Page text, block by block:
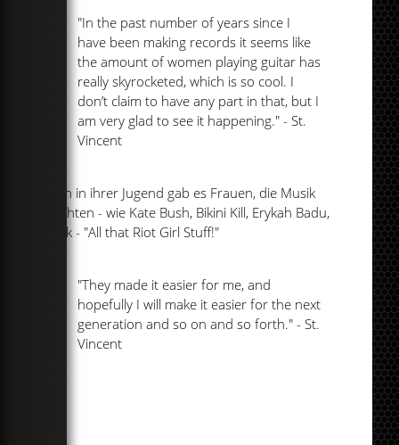
"In the past number of years since I
have been making records it seems like
the amount of women playing guitar has
really skyrocketed, which is so cool. I
don’t claim to have any part in that, but I
am very glad to see it happening." - St.
Vincent
Auch in ihrer Jugend gab es Frauen, die Musik
machten - wie Kate Bush, Bikini Kill, Erykah Badu,
Björk - "All that Riot Girl Stuff!"
"They made it easier for me, and
hopefully I will make it easier for the next
generation and so on and so forth." - St.
Vincent